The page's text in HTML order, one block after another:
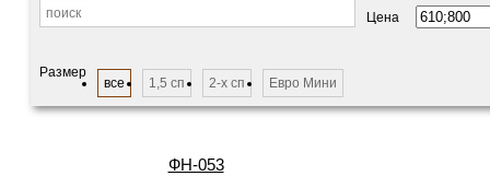
Цена
Размер
все 1,5 сп 2-х сп Евро Мини
ФН-053